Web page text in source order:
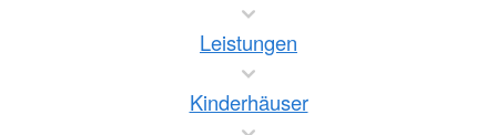
Leistungen
Kinderhäuser